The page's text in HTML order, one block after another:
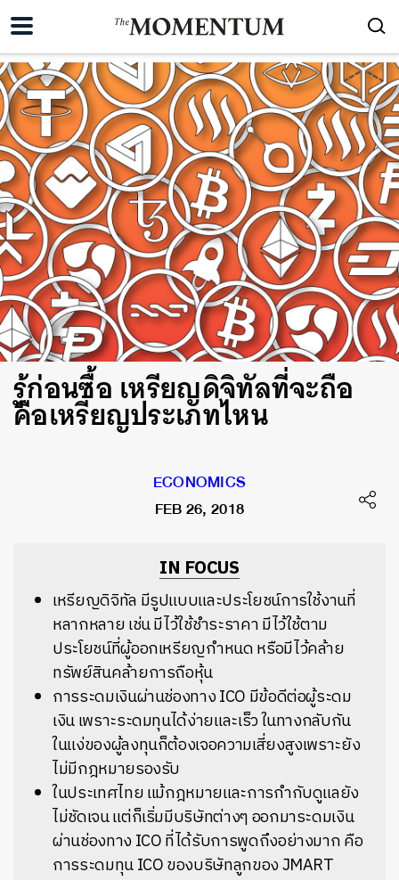
รู้ก่อนซื้อ เหรียญดิจิทัลที่จะถือ
คือเหรียญประเภทไหน
ECONOMICS
FEB 26, 2018
IN FOCUS
เหรียญดิจิทัล มีรูปแบบและประโยชน์การใช้งานที่
หลากหลาย เช่น มีไว้ใช้ชำระราคา มีไว้ใช้ตาม
ประโยชน์ที่ผู้ออกเหรียญกำหนด หรือมีไว้คล้าย
ทรัพย์สินคล้ายการถือหุ้น
การระดมเงินผ่านช่องทาง ICO มีข้อดีต่อผู้ระดม
เงิน เพราะระดมทุนได้ง่ายและเร็ว ในทางกลับกัน
ในแง่ของผู้ลงทุนก็ต้องเจอความเสี่ยงสูงเพราะยัง
ไม่มีกฎหมายรองรับ
ในประเทศไทย แม้กฎหมายและการกำกับดูแลยัง
ไม่ชัดเจน แต่ก็เริ่มมีบริษัทต่างๆ ออกมาระดมเงิน
ผ่านช่องทาง ICO ที่ได้รับการพูดถึงอย่างมาก คือ
การระดมทุน ICO ของบริษัทลูกของ JMART